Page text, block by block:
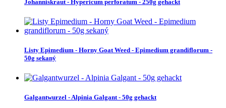
Johanniskraut - Hypericum perforatum - 250g gehackt
Listy Epimedium - Horny Goat Weed - Epimedium grandiflorum -
50g sekaný
Galgantwurzel - Alpinia Galgant - 50g gehackt